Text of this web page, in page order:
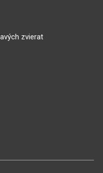
zvierat